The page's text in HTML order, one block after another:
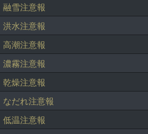
融雪注意報
洪水注意報
高潮注意報
濃霧注意報
乾燥注意報
なだれ注意報
低温注意報